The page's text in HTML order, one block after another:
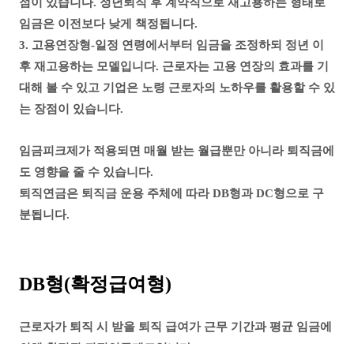
임금은 이전보다 낮게 책정됩니다.
3. 고용연장형-일정 연령에서부터 임금을 조정하되 정년 이
후 재고용하는 모델입니다. 근로자는 고용 연장의 효과를 기
대해 볼 수 있고 기업은 노령 근로자의 노하우를 활용할 수 있
는 장점이 있습니다.
임금피크제가 적용되면 매월 받는 월급뿐만 아니라 퇴직금에
도 영향을 줄 수 있습니다.
퇴직연금은 퇴직금 운용 주체에 따라 DB형과 DC형으로 구
분됩니다.
DB형(확정급여형)
근로자가 퇴직 시 받을 퇴직 급여가 근무 기간과 평균 임금에